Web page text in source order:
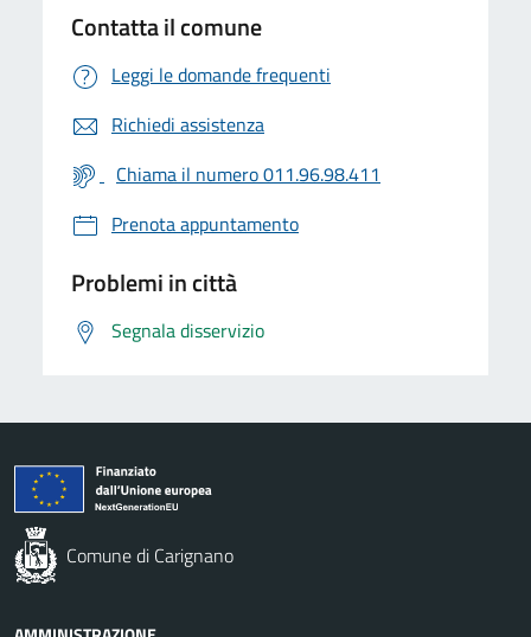
Contatta il comune
Leggi le domande frequenti
Richiedi assistenza
Chiama il numero 011.96.98.411
Prenota appuntamento
Problemi in città
Segnala disservizio
Comune di Carignano